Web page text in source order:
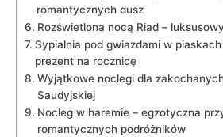
⁤romantycznych dusz
Rozświetlona nocą Riad –
Sypialnia pod gwiazdami⁣ w piaskach
prezent ‍na rocznicę
Wyjątkowe noclegi‌ dla
Saudyjskiej
Nocleg w haremie – egzotyczna
romantycznych podróżników